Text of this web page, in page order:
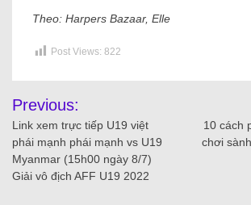
Theo: Harpers Bazaar, Elle
Post Views: 822
Previous:
Link xem trực tiếp U19 việt
phái mạnh phái mạnh vs U19
Myanmar (15h00 ngày 8/7)
Giải vô địch AFF U19 2022
10 cách
chơi